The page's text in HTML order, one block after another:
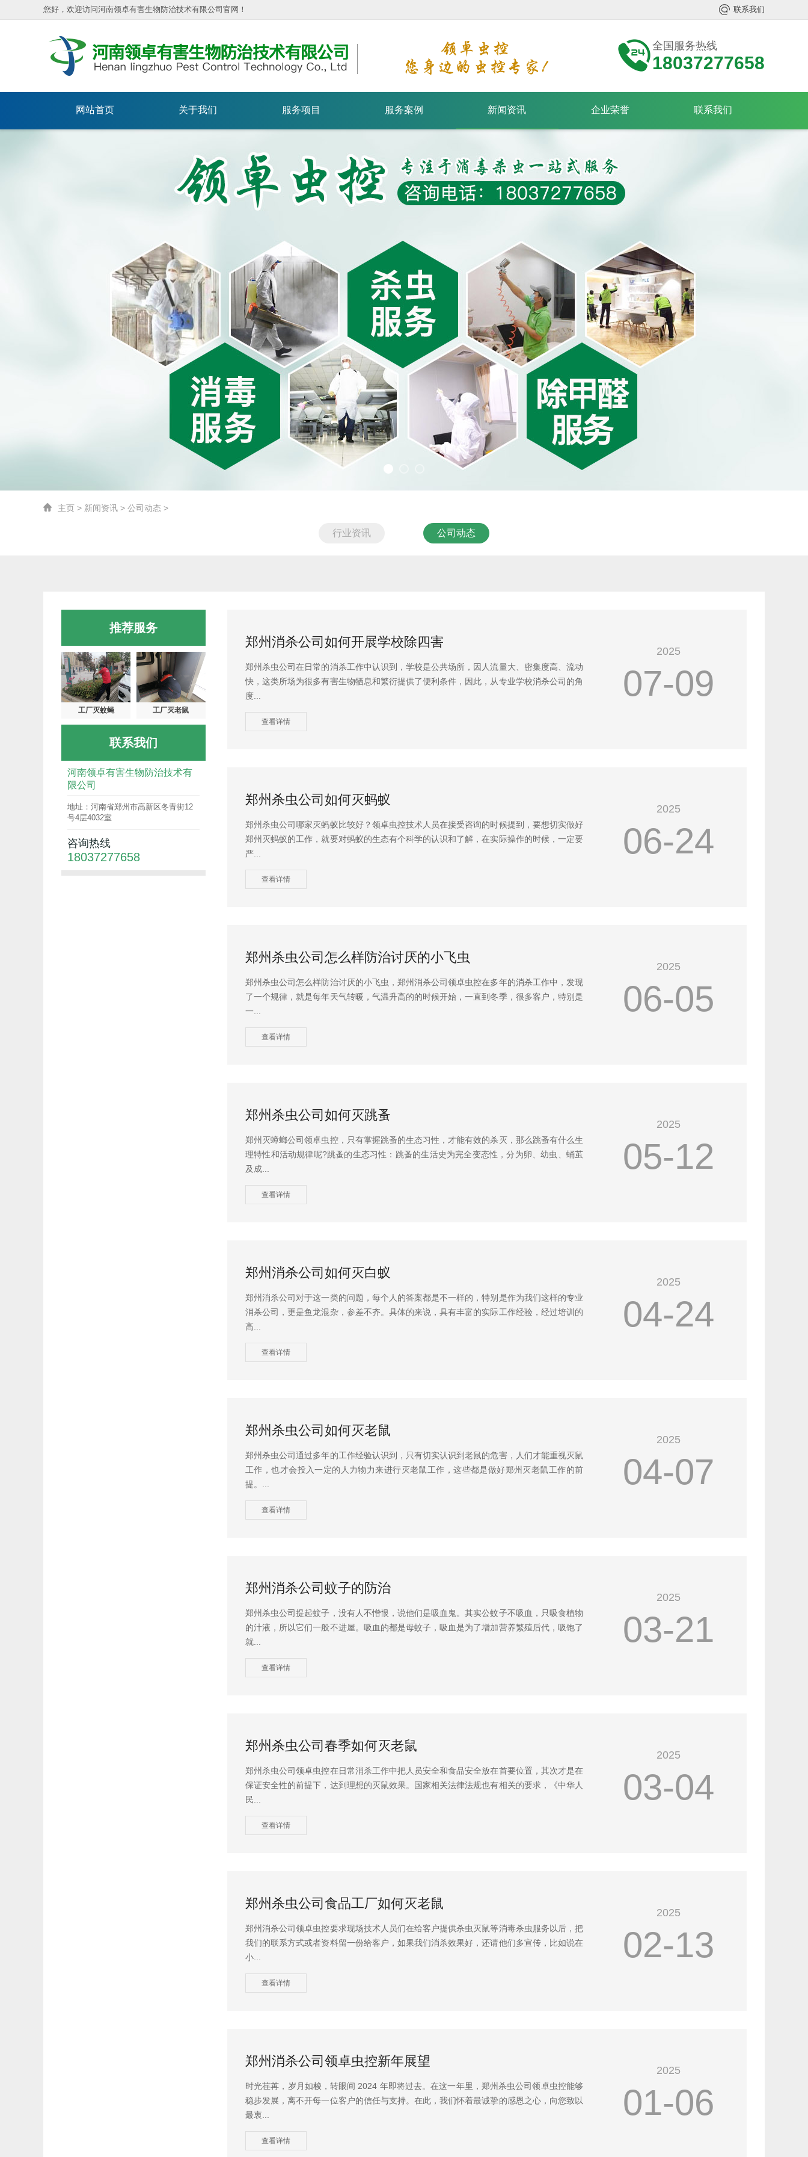
您好，欢迎访问河南领卓有害生物防治技术有限公司官网！ 联系我们
全国服务热线
18037277658
网站首页 关于我们 服务项目 服务案例 新闻资讯 企业荣誉 联系我们
主页 > 新闻资讯 > 公司动态 >
行业资讯 公司动态
推荐服务
工厂灭蚊蝇 工厂灭老鼠
联系我们
河南领卓有害生物防治技术有
限公司
地址：河南省郑州市高新区冬青街12
号4层4032室
咨询热线
18037277658
郑州消杀公司如何开展学校除四害
郑州杀虫公司在日常的消杀工作中认识到，学校是公共场所，因人流量大、密集度高、流动
快，这类所场为很多有害生物牺息和繁衍提供了便利条件，因此，从专业学校消杀公司的角
度...
查看详情
2025
07-09
郑州杀虫公司如何灭蚂蚁
郑州杀虫公司哪家灭蚂蚁比较好？领卓虫控技术人员在接受咨询的时候提到，要想切实做好
郑州灭蚂蚁的工作，就要对蚂蚁的生态有个科学的认识和了解，在实际操作的时候，一定要
严...
查看详情
2025
06-24
郑州杀虫公司怎么样防治讨厌的小飞虫
郑州杀虫公司怎么样防治讨厌的小飞虫，郑州消杀公司领卓虫控在多年的消杀工作中，发现
了一个规律，就是每年天气转暖，气温升高的的时候开始，一直到冬季，很多客户，特别是
一...
查看详情
2025
06-05
郑州杀虫公司如何灭跳蚤
郑州灭蟑螂公司领卓虫控，只有掌握跳蚤的生态习性，才能有效的杀灭，那么跳蚤有什么生
理特性和活动规律呢?跳蚤的生态习性：跳蚤的生活史为完全变态性，分为卵、幼虫、蛹茧
及成...
查看详情
2025
05-12
郑州消杀公司如何灭白蚁
郑州消杀公司对于这一类的问题，每个人的答案都是不一样的，特别是作为我们这样的专业
消杀公司，更是鱼龙混杂，参差不齐。具体的来说，具有丰富的实际工作经验，经过培训的
高...
查看详情
2025
04-24
郑州杀虫公司如何灭老鼠
郑州杀虫公司通过多年的工作经验认识到，只有切实认识到老鼠的危害，人们才能重视灭鼠
工作，也才会投入一定的人力物力来进行灭老鼠工作，这些都是做好郑州灭老鼠工作的前
提。...
查看详情
2025
04-07
郑州消杀公司蚊子的防治
郑州杀虫公司提起蚊子，没有人不憎恨，说他们是吸血鬼。其实公蚊子不吸血，只吸食植物
的汁液，所以它们一般不进屋。吸血的都是母蚊子，吸血是为了增加营养繁殖后代，吸饱了
就...
查看详情
2025
03-21
郑州杀虫公司春季如何灭老鼠
郑州杀虫公司领卓虫控在日常消杀工作中把人员安全和食品安全放在首要位置，其次才是在
保证安全性的前提下，达到理想的灭鼠效果。国家相关法律法规也有相关的要求，《中华人
民...
查看详情
2025
03-04
郑州杀虫公司食品工厂如何灭老鼠
郑州消杀公司领卓虫控要求现场技术人员们在给客户提供杀虫灭鼠等消毒杀虫服务以后，把
我们的联系方式或者资料留一份给客户，如果我们消杀效果好，还请他们多宣传，比如说在
小...
查看详情
2025
02-13
郑州消杀公司领卓虫控新年展望
时光荏苒，岁月如梭，转眼间 2024 年即将过去。在这一年里，郑州杀虫公司领卓虫控能够
稳步发展，离不开每一位客户的信任与支持。在此，我们怀着最诚挚的感恩之心，向您致以
最衷...
查看详情
2025
01-06